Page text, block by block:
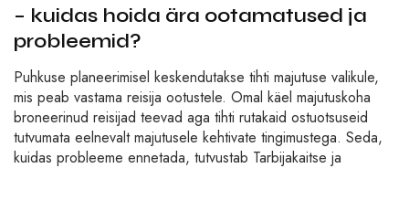
– kuidas hoida ära ootamatused ja
probleemid?
Puhkuse planeerimisel keskendutakse tihti majutuse valikule,
mis peab vastama reisija ootustele. Omal käel majutuskoha
broneerinud reisijad teevad aga tihti rutakaid ostuotsuseid
tutvumata eelnevalt majutusele kehtivate tingimustega. Seda,
kuidas probleeme ennetada, tutvustab Tarbijakaitse ja